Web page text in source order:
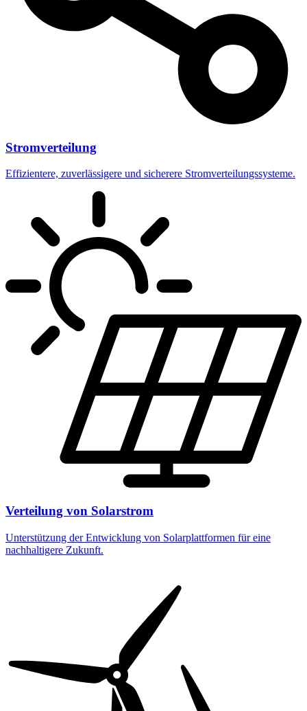
Stromverteilung
Effizientere, zuverlässigere und sicherere Stromverteilungssysteme.
Verteilung von Solarstrom
Unterstützung der Entwicklung von Solarplattformen für eine
nachhaltigere Zukunft.